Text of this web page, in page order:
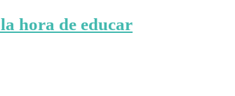
hora de educar